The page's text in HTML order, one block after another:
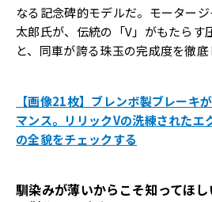
なる記念碑的モデルだ。モーター
太郎氏が、伝統の「V」がもたらす
と、同車が誇る珠玉の完成度を徹底
【画像21枚】ブレンボ製ブレーキ
マンス。リリックVの洗練されたエ
の全貌をチェックする
馴染みが薄いからこそ知ってほ